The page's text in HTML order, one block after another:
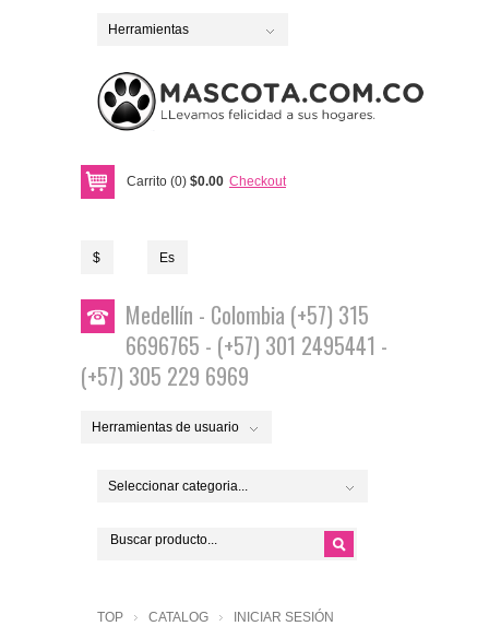
Herramientas
Carrito (0) $0.00 Checkout
$ Es
Medellín - Colombia (+57) 315
6696765 - (+57) 301 2495441 -
(+57) 305 229 6969
Herramientas de usuario
Seleccionar categoria...
TOP CATALOG INICIAR SESIÓN